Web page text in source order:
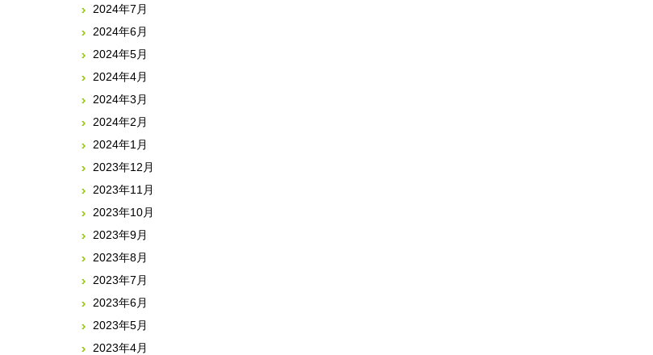
2024年7月
2024年6月
2024年5月
2024年4月
2024年3月
2024年2月
2024年1月
2023年12月
2023年11月
2023年10月
2023年9月
2023年8月
2023年7月
2023年6月
2023年5月
2023年4月